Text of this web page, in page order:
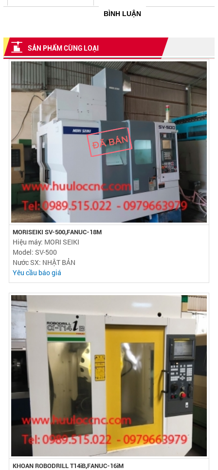
BÌNH LUẬN
SẢN PHẨM CÙNG LOẠI
MORISEIKI SV-500,FANUC-18M
Hiệu máy: MORI SEIKI
Model: SV-500
Nước SX: NHẬT BẢN
Yêu cầu báo giá
KHOAN ROBODRILL T14iB,FANUC-16iM